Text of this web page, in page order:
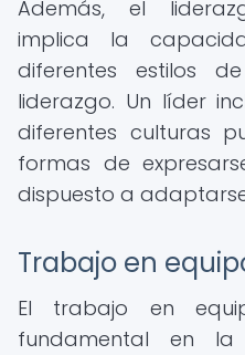
Además, el
implica la
diferentes estilos
liderazgo. Un líder
diferentes culturas
formas de
dispuesto a
Trabajo en
El trabajo en
fundamental en